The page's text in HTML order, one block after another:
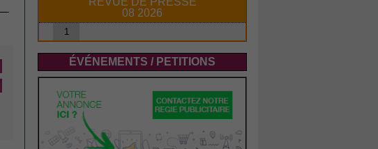
08 2026
1
ÉVÉNEMENTS / PETITIONS